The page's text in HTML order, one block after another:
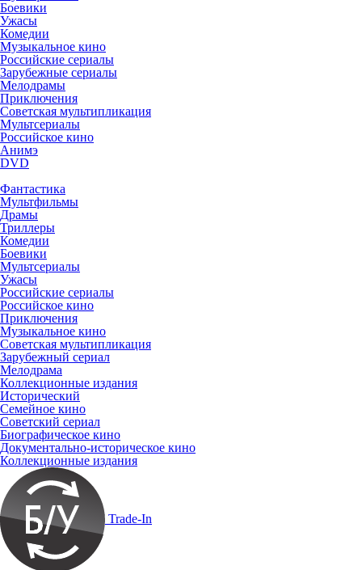
Боевики
Ужасы
Комедии
Музыкальное кино
Российские сериалы
Зарубежные сериалы
Мелодрамы
Приключения
Советская мультипликация
Мультсериалы
Российское кино
Анимэ
DVD
Фантастика
Мультфильмы
Драмы
Триллеры
Комедии
Боевики
Мультсериалы
Ужасы
Российские сериалы
Российское кино
Приключения
Музыкальное кино
Советская мультипликация
Зарубежный сериал
Мелодрама
Коллекционные издания
Исторический
Семейное кино
Советский сериал
Биографическое кино
Документально-историческое кино
Коллекционные издания
Trade-In